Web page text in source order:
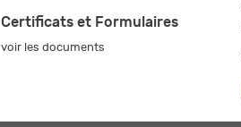
Certificats et Formulaires
voir les documents